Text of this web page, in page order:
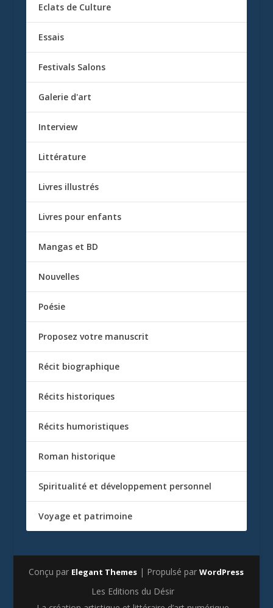
Eclats de Culture
Essais
Festivals Salons
Galerie d'art
Interview
Littérature
Livres illustrés
Livres pour enfants
Mangas et BD
Nouvelles
Poésie
Proposez votre manuscrit
Récit biographique
Récits historiques
Récits humoristiques
Roman historique
Spiritualité et développement personnel
Voyage et patrimoine
Conçu par Elegant Themes | Propulsé parWordPress
Les Editions du Désir